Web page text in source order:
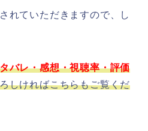
れていただきますので、し
バレ・感想・視聴率・評価
しければこちらもご覧くだ